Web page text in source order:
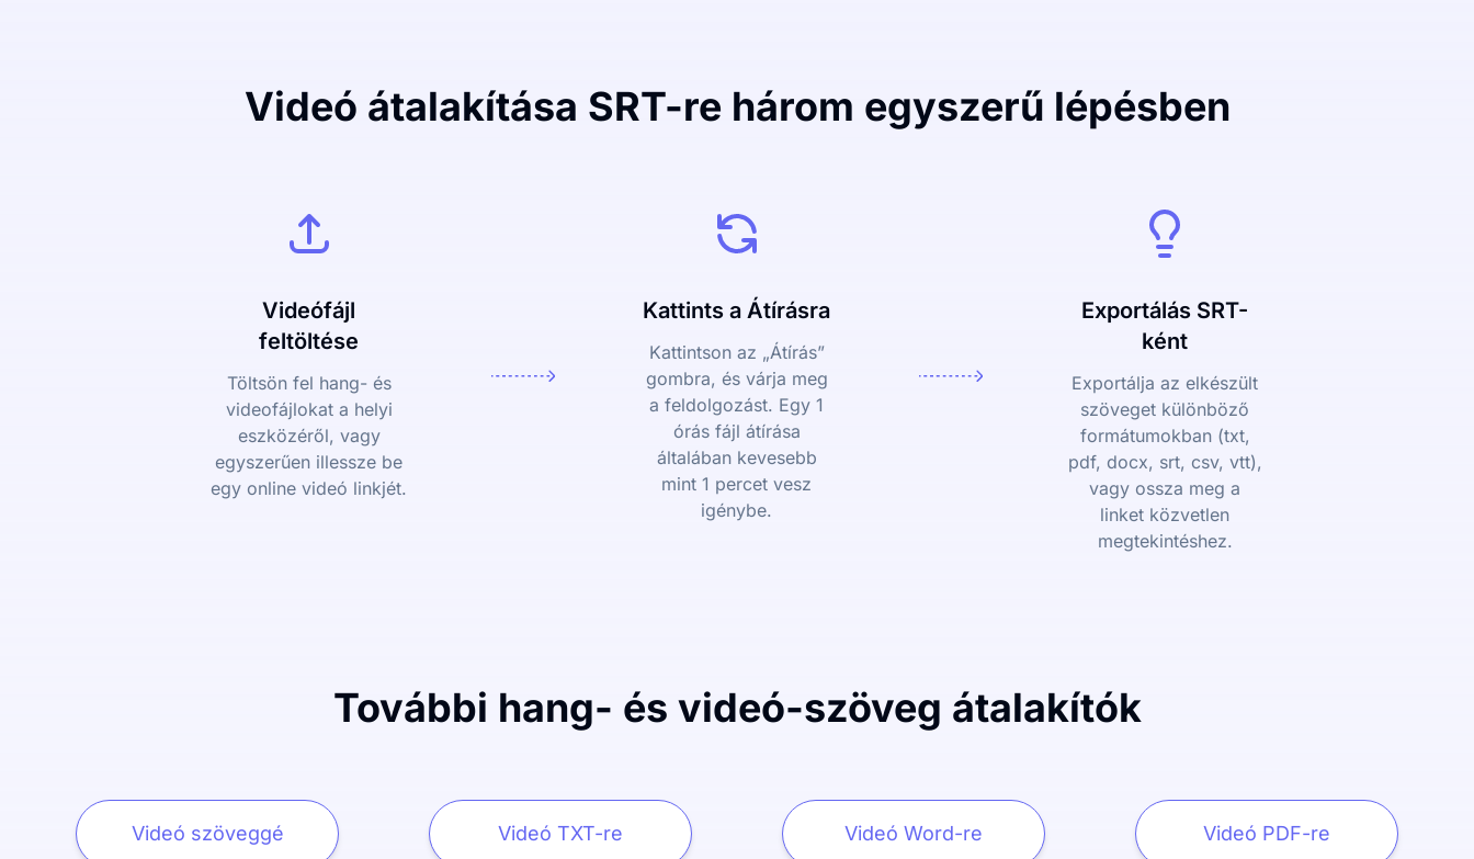
Videó átalakítása SRT-re három egyszerű lépésben
Videófájl
feltöltése
Töltsön fel hang- és
videofájlokat a helyi
eszközéről, vagy
egyszerűen illessze be
egy online videó linkjét.
Kattints a Átírásra
Kattintson az „Átírás”
gombra, és várja meg
a feldolgozást. Egy 1
órás fájl átírása
általában kevesebb
mint 1 percet vesz
igénybe.
Exportálás SRT-
ként
Exportálja az elkészült
szöveget különböző
formátumokban (txt,
pdf, docx, srt, csv, vtt),
vagy ossza meg a
linket közvetlen
megtekintéshez.
További hang- és videó-szöveg átalakítók
Videó szöveggé Videó TXT-re Videó Word-re Videó PDF-re